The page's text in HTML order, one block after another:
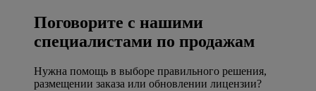
Поговорите с нашими
специалистами по продажам
Нужна помощь в выборе правильного решения,
размещении заказа или обновлении лицензии?